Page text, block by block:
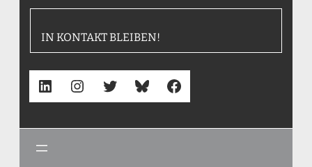
IN KONTAKT BLEIBEN!
LinkedIn Instagram Twitter Bluesky Facebook